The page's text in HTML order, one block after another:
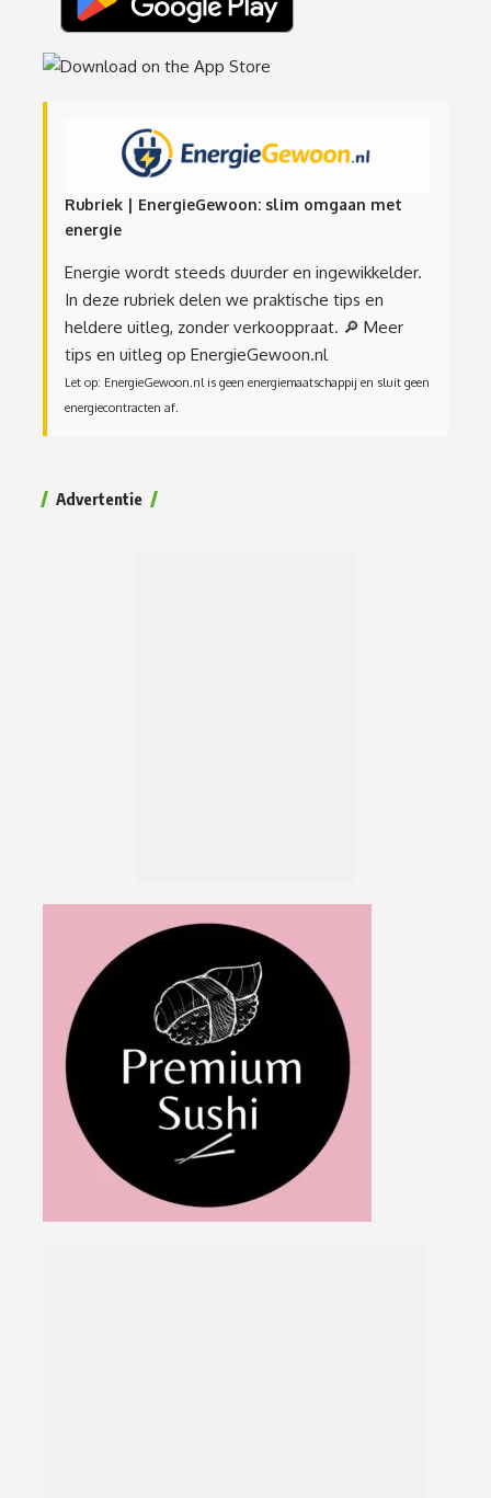
Rubriek | EnergieGewoon: slim omgaan met
energie
Energie wordt steeds duurder en ingewikkelder.
In deze rubriek delen we praktische tips en
heldere uitleg, zonder verkooppraat. 🔎 Meer
tips en uitleg op EnergieGewoon.nl
Let op: EnergieGewoon.nl is geen energiemaatschappij en sluit geen
energiecontracten af.
Advertentie